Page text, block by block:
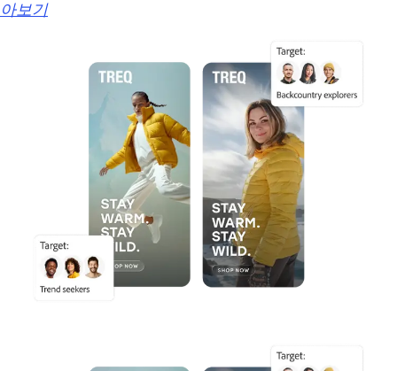
아보기